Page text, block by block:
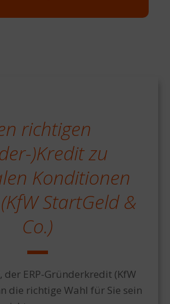
richtigen
)Kredit zu
Konditionen
StartGeld &
Co.)
der ERP-Gründerkredit (KfW
die richtige Wahl für Sie sein